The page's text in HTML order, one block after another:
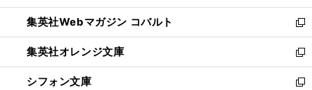
開
く
ウ
で
開
く
ン
ド
ウ
で
開
く
ウ
ィ
ン
ド
ウ
で
集英社Webマガジン コバルト
新
し
い
ウ
ィ
集英社オレンジ文庫
新
し
い
シフォン文庫
新